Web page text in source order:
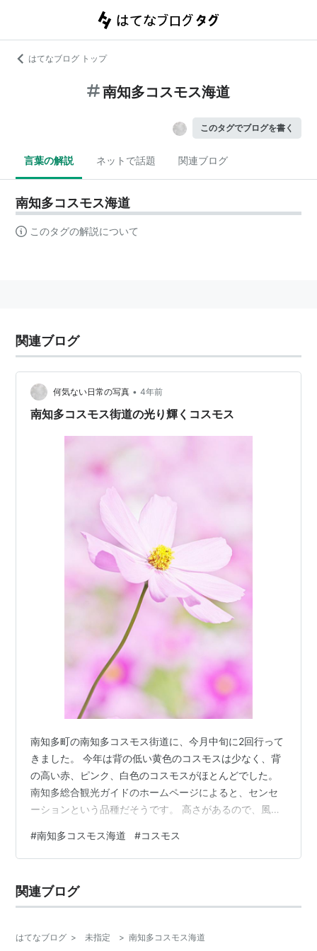
はてなブログ トップ
南知多コスモス海道
このタグでブログを書く
言葉の解説 ネットで話題 関連ブログ
南知多コスモス海道
このタグの解説について
関連ブログ
何気ない日常の写真 • 4年前
南知多コスモス街道の光り輝くコスモス
南知多町の南知多コスモス街道に、今月中旬に2回行って
きました。 今年は背の低い黄色のコスモスは少なく、背
の高い赤、ピンク、白色のコスモスがほとんどでした。
南知多総合観光ガイドのホームページによると、センセ
ーションという品種だそうです。 高さがあるので、風が
します。初日は風速3m予報でしたが、クローズアップ撮
影はかなり厳しかったです。 次の日は、風速1m予報にな
す。まさに、秋の桜のイメージです。 K-3+DA★50-135
2022/10 南知多コスモス街道 花びらが薄く背も高いの
#南知多コスモス海道 #コスモス
関連ブログ
はてなブログ > 未指定 > 南知多コスモス海道